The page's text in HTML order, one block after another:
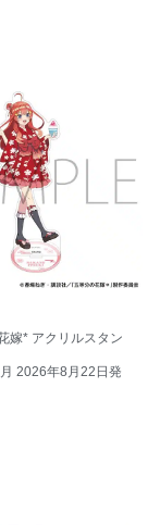
嫁* アクリルスタン
月 2026年8月22日発